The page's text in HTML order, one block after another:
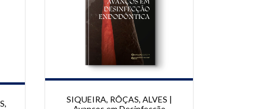
SIQUEIRA, RÔÇAS, ALVES |